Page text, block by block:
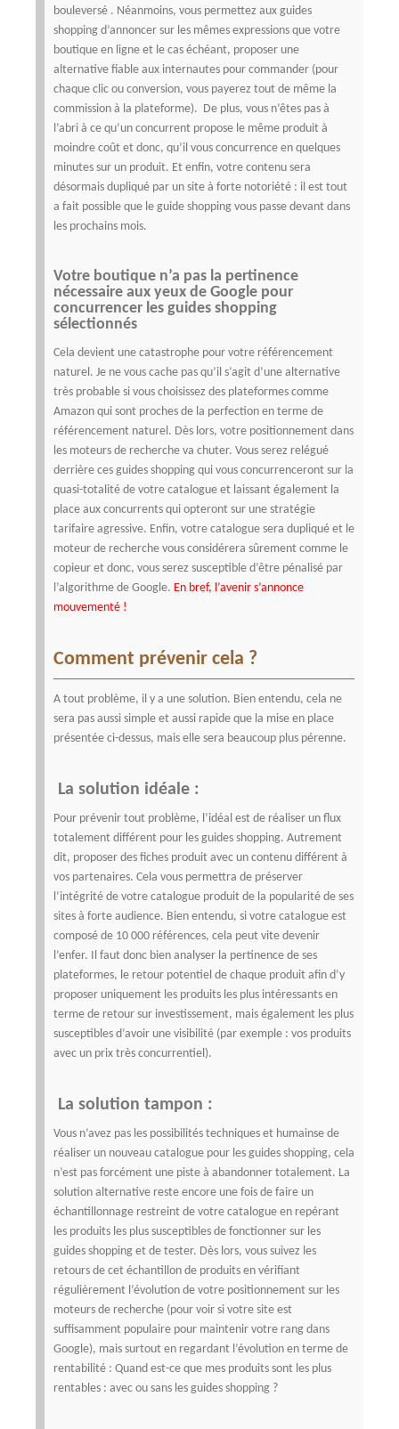
bouleversé . Néanmoins, vous permettez aux guides
shopping d’annoncer sur les mêmes expressions que votre
boutique en ligne et le cas échéant, proposer une
alternative fiable aux internautes pour commander (pour
chaque clic ou conversion, vous payerez tout de même la
commission à la plateforme). De plus, vous n’êtes pas à
l’abri à ce qu’un concurrent propose le même produit à
moindre coût et donc, qu’il vous concurrence en quelques
minutes sur un produit. Et enfin, votre contenu sera
désormais dupliqué par un site à forte notoriété : il est tout
a fait possible que le guide shopping vous passe devant dans
les prochains mois.
Votre boutique n’a pas la pertinence
nécessaire aux yeux de Google pour
concurrencer les guides shopping
sélectionnés
Cela devient une catastrophe pour votre référencement
naturel. Je ne vous cache pas qu’il s’agit d’une alternative
très probable si vous choisissez des plateformes comme
Amazon qui sont proches de la perfection en terme de
référencement naturel. Dès lors, votre positionnement dans
les moteurs de recherche va chuter. Vous serez relégué
derrière ces guides shopping qui vous concurrenceront sur la
quasi-totalité de votre catalogue et laissant également la
place aux concurrents qui opteront sur une stratégie
tarifaire agressive. Enfin, votre catalogue sera dupliqué et le
moteur de recherche vous considérera sûrement comme le
copieur et donc, vous serez susceptible d’être pénalisé par
l’algorithme de Google. En bref, l’avenir s’annonce
mouvementé !
Comment prévenir cela ?
A tout problème, il y a une solution. Bien entendu, cela ne
sera pas aussi simple et aussi rapide que la mise en place
présentée ci-dessus, mais elle sera beaucoup plus pérenne.
La solution idéale :
Pour prévenir tout problème, l’idéal est de réaliser un flux
totalement différent pour les guides shopping. Autrement
dit, proposer des fiches produit avec un contenu différent à
vos partenaires. Cela vous permettra de préserver
l’intégrité de votre catalogue produit de la popularité de ses
sites à forte audience. Bien entendu, si votre catalogue est
composé de 10 000 références, cela peut vite devenir
l’enfer. Il faut donc bien analyser la pertinence de ses
plateformes, le retour potentiel de chaque produit afin d’y
proposer uniquement les produits les plus intéressants en
terme de retour sur investissement, mais également les plus
susceptibles d’avoir une visibilité (par exemple : vos produits
avec un prix très concurrentiel).
La solution tampon :
Vous n’avez pas les possibilités techniques et humainse de
réaliser un nouveau catalogue pour les guides shopping, cela
n’est pas forcément une piste à abandonner totalement. La
solution alternative reste encore une fois de faire un
échantillonnage restreint de votre catalogue en repérant
les produits les plus susceptibles de fonctionner sur les
guides shopping et de tester. Dès lors, vous suivez les
retours de cet échantillon de produits en vérifiant
régulièrement l’évolution de votre positionnement sur les
moteurs de recherche (pour voir si votre site est
suffisamment populaire pour maintenir votre rang dans
Google), mais surtout en regardant l’évolution en terme de
rentabilité : Quand est-ce que mes produits sont les plus
rentables : avec ou sans les guides shopping ?